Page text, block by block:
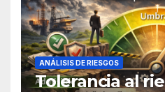
ANÁLISIS DE RIESGOS
Tolerancia al